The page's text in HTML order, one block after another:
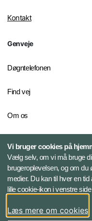
Kontakt
Genveje
Døgntelefonen
Find vej
Om os
Følg Veterancentret
Facebook
Vi bruger cookies på
Vælg selv, om vi må bruge
brugeroplevelsen, og om
medier. Du kan til hver en
lille cookie-ikon i venstre
Læs mere om cookies